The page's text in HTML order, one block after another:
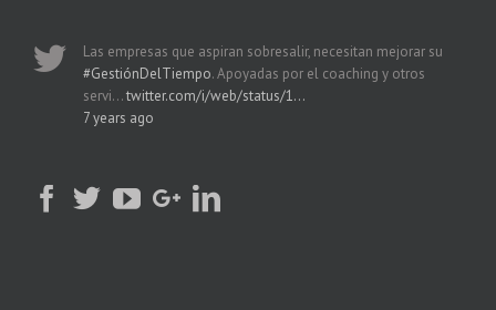
Las empresas que aspiran sobresalir, necesitan mejorar su
#GestiónDelTiempo. Apoyadas por el coaching y otros
servi…twitter.com/i/web/status/1…
7 years ago